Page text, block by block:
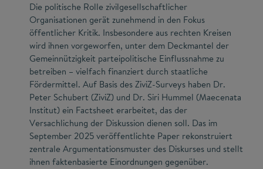
Die politische Rolle zivilgesellschaftlicher
Organisationen gerät zunehmend in den Fokus
öffentlicher Kritik. Insbesondere aus rechten Kreisen
wird ihnen vorgeworfen, unter dem Deckmantel der
Gemeinnützigkeit parteipolitische Einflussnahme zu
betreiben – vielfach finanziert durch staatliche
Fördermittel. Auf Basis des ZiviZ-Surveys haben Dr.
Peter Schubert (ZiviZ) und Dr. Siri Hummel (Maecenata
Institut) ein Factsheet erarbeitet, das der
Versachlichung der Diskussion dienen soll. Das im
September 2025 veröffentlichte Paper rekonstruiert
zentrale Argumentations­muster des Diskurses und stellt
ihnen faktenbasierte Einordnungen gegenüber.